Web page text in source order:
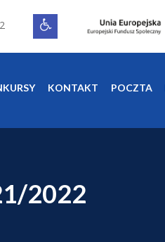
KONTAKT POCZTA
2022